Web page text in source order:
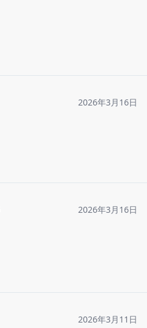
2026年3月16日
2026年3月16日
2026年3月11日